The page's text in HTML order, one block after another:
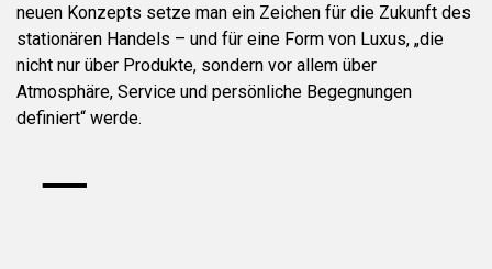
neuen Konzepts setze man ein Zeichen für die Zukunft des
stationären Handels – und für eine Form von Luxus, „die
nicht nur über Produkte, sondern vor allem über
Atmosphäre, Service und persönliche Begegnungen
definiert“ werde.